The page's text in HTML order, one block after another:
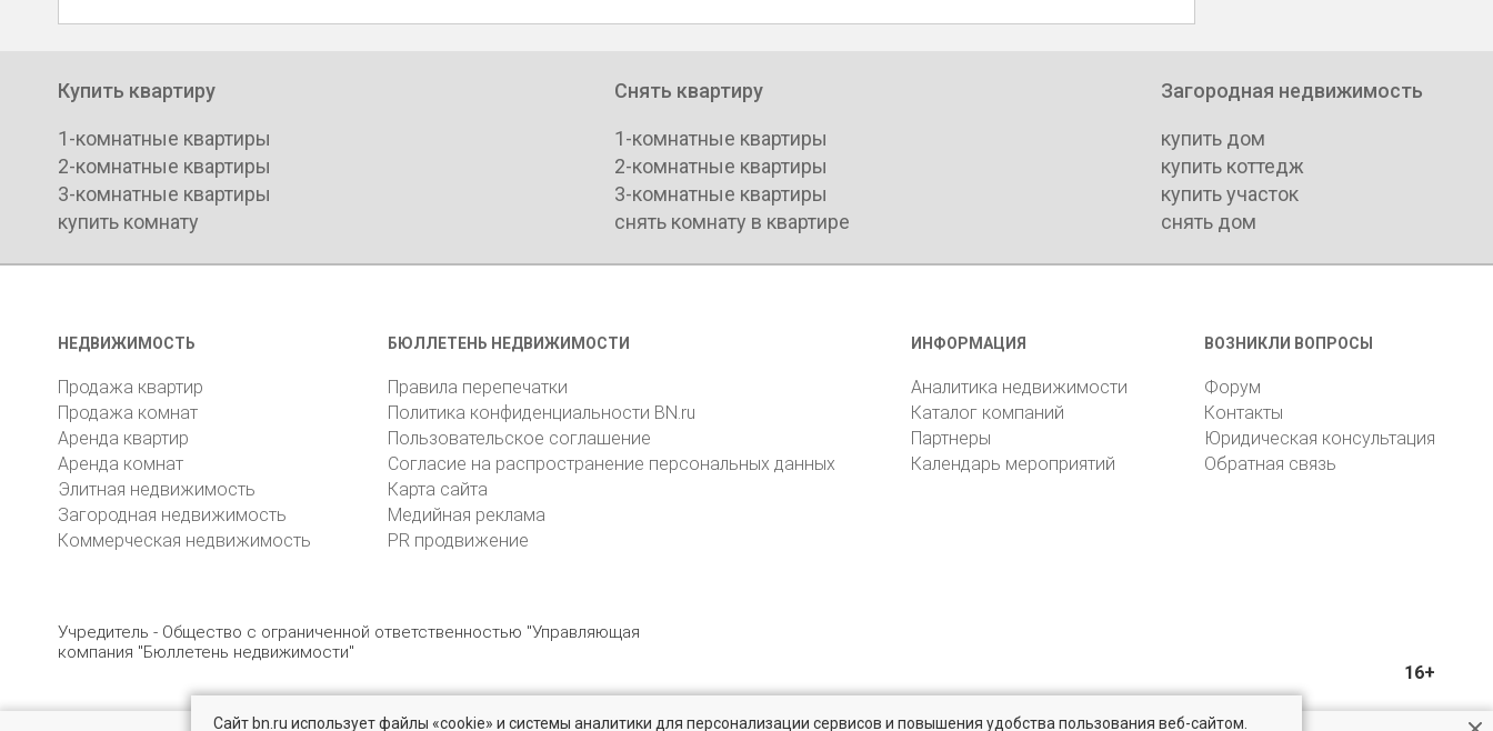
Купить квартиру
1-комнатные квартиры
2-комнатные квартиры
3-комнатные квартиры
купить комнату
Снять квартиру
1-комнатные квартиры
2-комнатные квартиры
3-комнатные квартиры
снять комнату в квартире
Загородная недвижимость
купить дом
купить коттедж
купить участок
снять дом
НЕДВИЖИМОСТЬ
Продажа квартир
Продажа комнат
Аренда квартир
Аренда комнат
Элитная недвижимость
Загородная недвижимость
Коммерческая недвижимость
БЮЛЛЕТЕНЬ НЕДВИЖИМОСТИ
Правила перепечатки
Политика конфиденциальности BN.ru
Пользовательское соглашение
Согласие на распространение персональных данных
Карта сайта
Медийная реклама
PR продвижение
ИНФОРМАЦИЯ
Аналитика недвижимости
Каталог компаний
Партнеры
Календарь мероприятий
ВОЗНИКЛИ ВОПРОСЫ
Форум
Контакты
Юридическая консультация
Обратная связь
Учредитель - Общество с ограниченной ответственностью "Управляющая
компания "Бюллетень недвижимости"
16+
Сайт bn.ru использует файлы «cookie» и системы аналитики для персонализации сервисов и повышения удобства пользования веб-сайтом.